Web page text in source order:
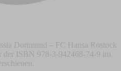
Dortmund – FC Hansa Rostock
der ISBN 978-3-942468-74-9 im